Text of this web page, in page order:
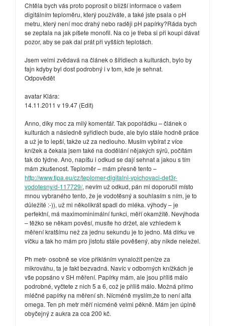
Chtěla bych vás proto poprosit o bližší informace o vašem
digitálním teploměru, který používáte, a také jste psala o pH
metru, který není moc drahý nebo raději pH papírky?Ráda bych
se zeptala na jak píšete monofil. Na co je třeba si při koupi dávat
pozor, aby se pak dal prát při vyšších teplotách.
Jsem velmi zvědavá na článek o šířidlech a kulturách, bylo by
fajn kdyby byl dost podrobný i v tom, kde je sehnat.
Odpovědět
avatar Klára:
14.11.2011 v 19.47 (Edit)
Anno, díky moc za milý komentář. Tak popořádku – článek o
kulturách a následně syřidlech bude, ale bylo stále hodně práce
a už je to lepší, takže už za nedlouho. Musím vybírat z více
knížek a čekala jsem také na dodělání nějakých sýrů, počítám
tak do týdne. Ano, napíšu i odkud se dají sehnat a jakou s tím
mám zkušenost. Teploměr – mám přesně tento –
http://www.tipa.eu/cz/teplomer-digitalni-vpichovaci-det3r-
vodotesny/d-117729/, nevím už odkud, pán mi doporučil místo
mnou vybraného tento, že je vodotěsný a souhlasím s ním, je to
důležité :-)), už mi několikrát spadl do mléka. výhody – je
perfektní, má maximominimální funkci, měří okamžitě. Nevýhoda
– těžko se někam pověsí, musíte ho držet, ale vzhledem k
měření kratšímu než za jednu sekundu je to jedno. Má dírku ve
víčku a tak ho mám pro jistotu stále pověšený, aby nikde neležel.
Ph metr- osobně se více přikláním vynaložit peníze za
mikrováhu, ta je fakt bezvadná. Navíc v odborných knížkách je
vše popsáno v SH měření. Papírky mám, ale jsou příliš málo
podrobné, vyčtete z nich 5 a 6, což je příliš málo. Možná přímo
mléčné papírky na měření sh. Nícméně myslím,že to není alfa
omega. Ten ph metr měří nicméně velmi pěkně. Mám jen úplně
obyčejný z aukra za cca 200 kč.